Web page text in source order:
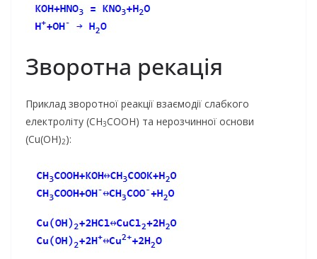
Зворотна рекація
Приклад зворотної реакції взаємодії слабкого
електроліту (CH3COOH) та нерозчинної основи
(Cu(OH)2):